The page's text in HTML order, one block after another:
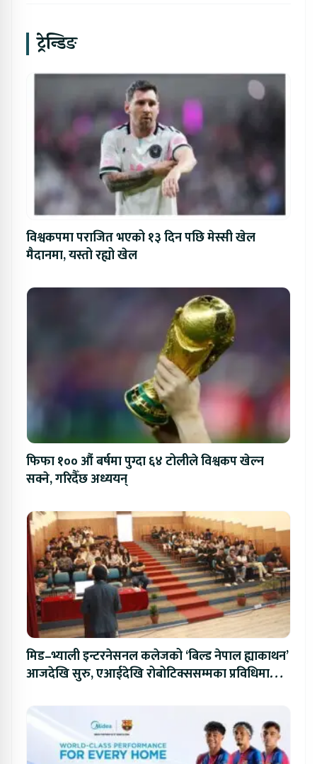
ट्रेन्डिङ
विश्वकपमा पराजित भएको १३ दिन पछि मेस्सी खेल
मैदानमा, यस्तो रह्यो खेल
फिफा १०० औं बर्षमा पुग्दा ६४ टोलीले विश्वकप खेल्न
सक्ने, गरिदैँछ अध्ययन्
मिड–भ्याली इन्टरनेसनल कलेजको ‘बिल्ड नेपाल ह्याकाथन’
आजदेखि सुरु, एआईदेखि रोबोटिक्ससम्मका प्रविधिमा